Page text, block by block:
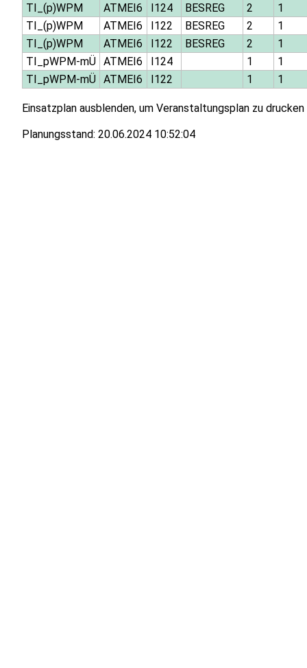
TI_(p)WPM
ATMEI6 I124 BESREG 2
1
TI_(p)WPM
ATMEI6 I122 BESREG 2
1
TI_(p)WPM
ATMEI6 I122 BESREG 2
1
TI_pWPM-mÜ ATMEI6 I124 1
1
TI_pWPM-mÜ ATMEI6 I122 1 1
Einsatzplan ausblenden, um Veranstaltungsplan zu drucken
Planungsstand: 20.06.2024 10:52:04